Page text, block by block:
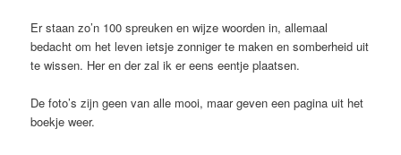
Er staan zo’n 100 spreuken en wijze woorden in, allemaal
bedacht om het leven ietsje zonniger te maken en somberheid uit
te wissen. Her en der zal ik er eens eentje plaatsen.
De foto’s zijn geen van alle mooi, maar geven een pagina uit het
boekje weer.